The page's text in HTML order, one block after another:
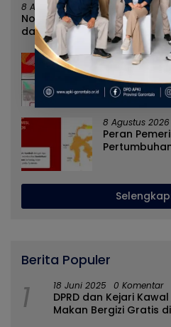
8 Agustus 2026
Norman Joesoef Dinilai
dan Inovasi Pertahanan
8 Agustus 2026
Nilai Tukar
Kemiskinan
Idah Jadi
Dinikmati
8 Agustus 2026
Peran
Berita Populer
1 18 Juni 2025 0 Komentar
DPRD dan Kejari
Makan Bergizi Gratis